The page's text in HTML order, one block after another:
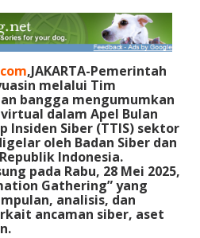
,JAKARTA-Pemerintah
melalui Tim
bangga mengumumkan
dalam Apel Bulan
Insiden Siber (TTIS) sektor
oleh Badan Siber dan
Indonesia.
pada Rabu, 28 Mei 2025,
Gathering” yang
analisis, dan
ancaman siber, aset